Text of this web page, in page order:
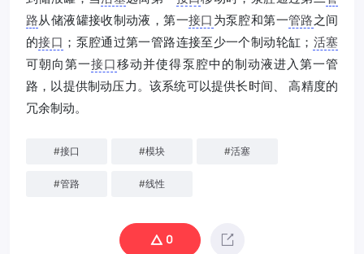
路从储液罐接收制动液，第一接口 为泵腔和第一管路之间
的接口 ；泵腔通过第一管路连接至少一个制动轮缸； 活塞
可朝向第一接口移动并使得泵腔中的制动液进入第一管
路，以提供制动压力。该系统可以提供长时间、 高精度的
冗余制动。
#接口 #模块 #活塞
#管路 #线性
0